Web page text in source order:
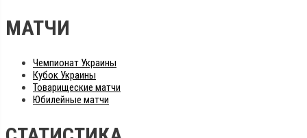
МАТЧИ
Чемпионат Украины
Кубок Украины
Товарищеские матчи
Юбилейные матчи